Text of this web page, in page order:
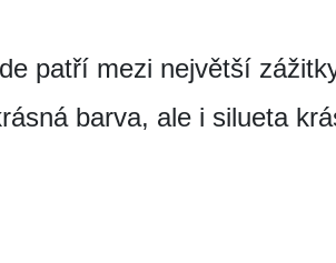
patří mezi největší
barva, ale i silueta